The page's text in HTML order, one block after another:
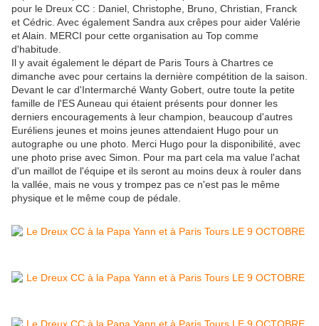
pour le Dreux CC : Daniel, Christophe, Bruno, Christian, Franck
et Cédric. Avec également Sandra aux crêpes pour aider Valérie
et Alain. MERCI pour cette organisation au Top comme
d'habitude.
Il y avait également le départ de Paris Tours à Chartres ce
dimanche avec pour certains la dernière compétition de la saison.
Devant le car d'Intermarché Wanty Gobert, outre toute la petite
famille de l'ES Auneau qui étaient présents pour donner les
derniers encouragements à leur champion, beaucoup d'autres
Euréliens jeunes et moins jeunes attendaient Hugo pour un
autographe ou une photo. Merci Hugo pour la disponibilité, avec
une photo prise avec Simon. Pour ma part cela ma value l'achat
d'un maillot de l'équipe et ils seront au moins deux à rouler dans
la vallée, mais ne vous y trompez pas ce n'est pas le même
physique et le même coup de pédale.